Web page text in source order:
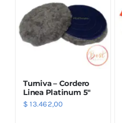
Turniva – Cordero
Linea Platinum 5″
$ 13.462,00